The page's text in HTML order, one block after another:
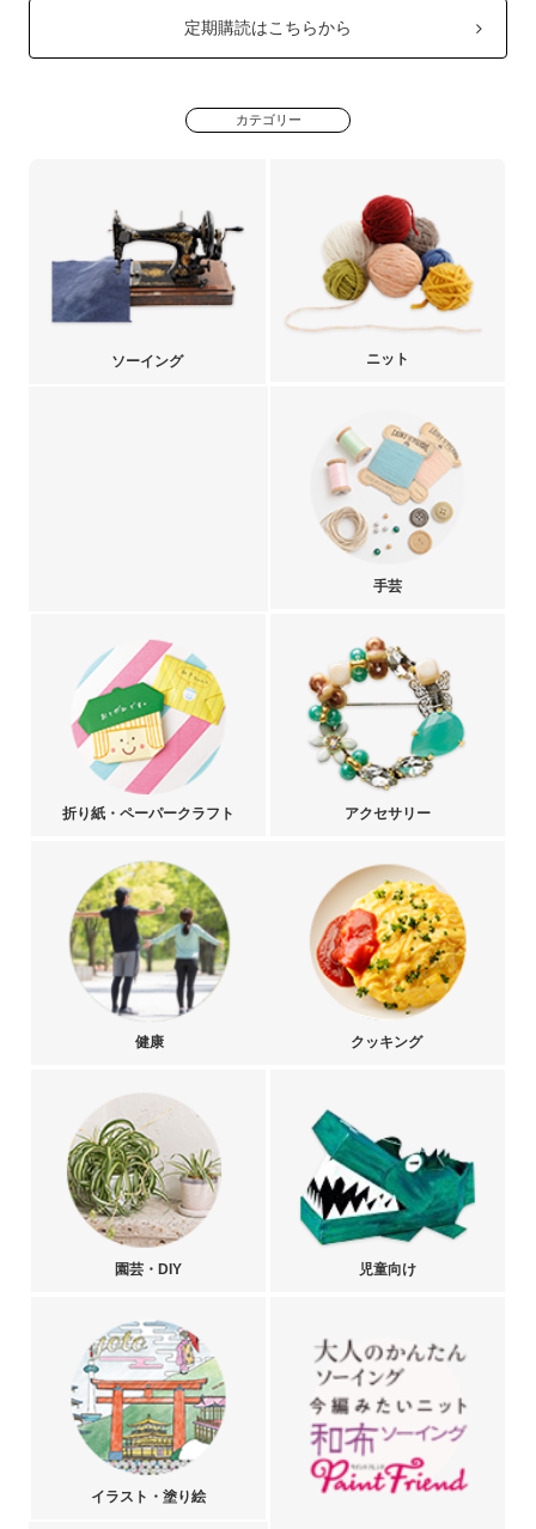
定期購読はこちらから
カテゴリー
ソーイング ニット
手芸
折り紙・ペーパークラフト アクセサリー
健康 クッキング
園芸・DIY 児童向け
イラスト・塗り絵